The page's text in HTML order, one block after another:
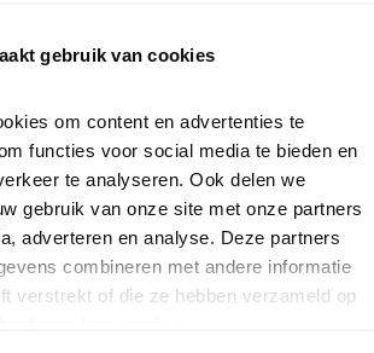
gebruik van cookies
om content en advertenties te
functies voor social media te bieden en
te analyseren. Ook delen we
gebruik van onze site met onze partners
adverteren en analyse. Deze partners
combineren met andere informatie
verstrekt of die ze hebben verzameld op
nieuws, inspiratie, acties en tips
van Vogelbescherming.
social media